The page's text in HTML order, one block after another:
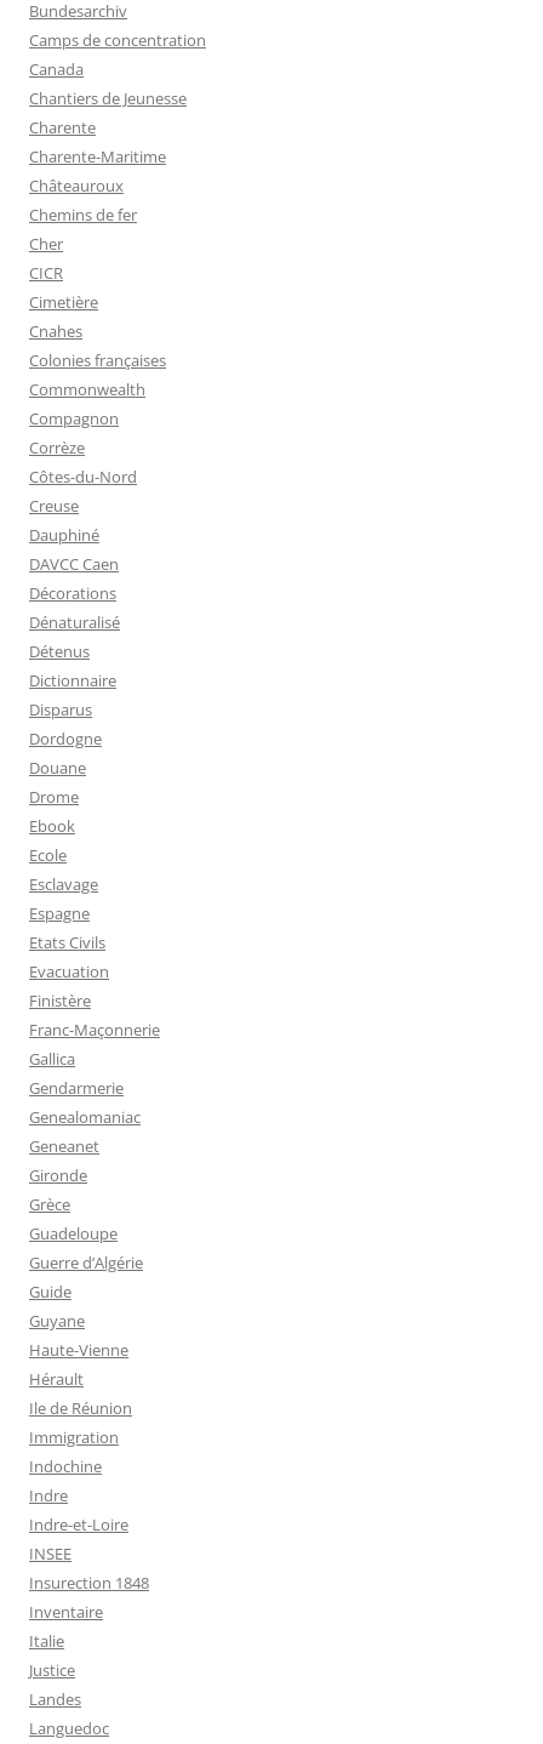
Bundesarchiv
Camps de concentration
Canada
Chantiers de Jeunesse
Charente
Charente-Maritime
Châteauroux
Chemins de fer
Cher
CICR
Cimetière
Cnahes
Colonies françaises
Commonwealth
Compagnon
Corrèze
Côtes-du-Nord
Creuse
Dauphiné
DAVCC Caen
Décorations
Dénaturalisé
Détenus
Dictionnaire
Disparus
Dordogne
Douane
Drome
Ebook
Ecole
Esclavage
Espagne
Etats Civils
Evacuation
Finistère
Franc-Maçonnerie
Gallica
Gendarmerie
Genealomaniac
Geneanet
Gironde
Grèce
Guadeloupe
Guerre d’Algérie
Guide
Guyane
Haute-Vienne
Hérault
Ile de Réunion
Immigration
Indochine
Indre
Indre-et-Loire
INSEE
Insurection 1848
Inventaire
Italie
Justice
Landes
Languedoc